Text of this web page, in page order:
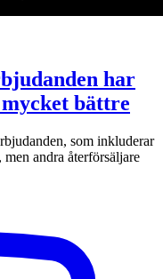
har
bättre
som inkluderar
andra återförsäljare